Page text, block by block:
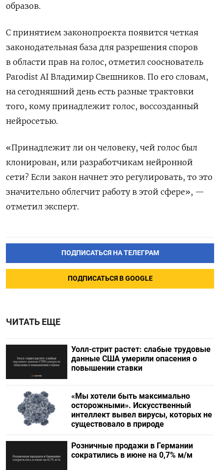
образов.
С принятием законопроекта появится четкая
законодательная база для разрешения споров
в области прав на голос, отметил сооснователь
Parodist AI Владимир Свешников. По его словам,
на сегодняшний день есть разные трактовки
того, кому принадлежит голос, воссозданный
нейросетью.
«Принадлежит ли он человеку, чей голос был
клонирован, или разработчикам нейронной
сети? Если закон начнет это регулировать, то это
значительно облегчит работу в этой сфере», —
отметил эксперт.
ПОДПИСАТЬСЯ НА ТЕЛЕГРАМ
ПОДПИСАТЬСЯ В GOOGLE
ЧИТАТЬ ЕЩЕ
Уолл-стрит растет: слабые трудовые
данные США умерили опасения о
повышении ставки
«Мы хотели быть максимально
осторожными». Искусственный
интеллект вывел вирусы, которых не
существовало в природе
Розничные продажи в Германии
сократились в июне на 0,7% м/м